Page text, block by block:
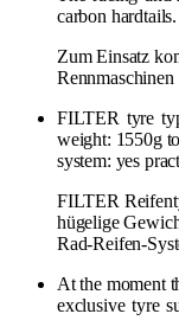
carbon hardtails.
Zum Einsatz
FILTER tyre
weight: 1550g
system: yes
FILTER
hügelige
Rad-Reifen-
At the moment
exclusive tyre